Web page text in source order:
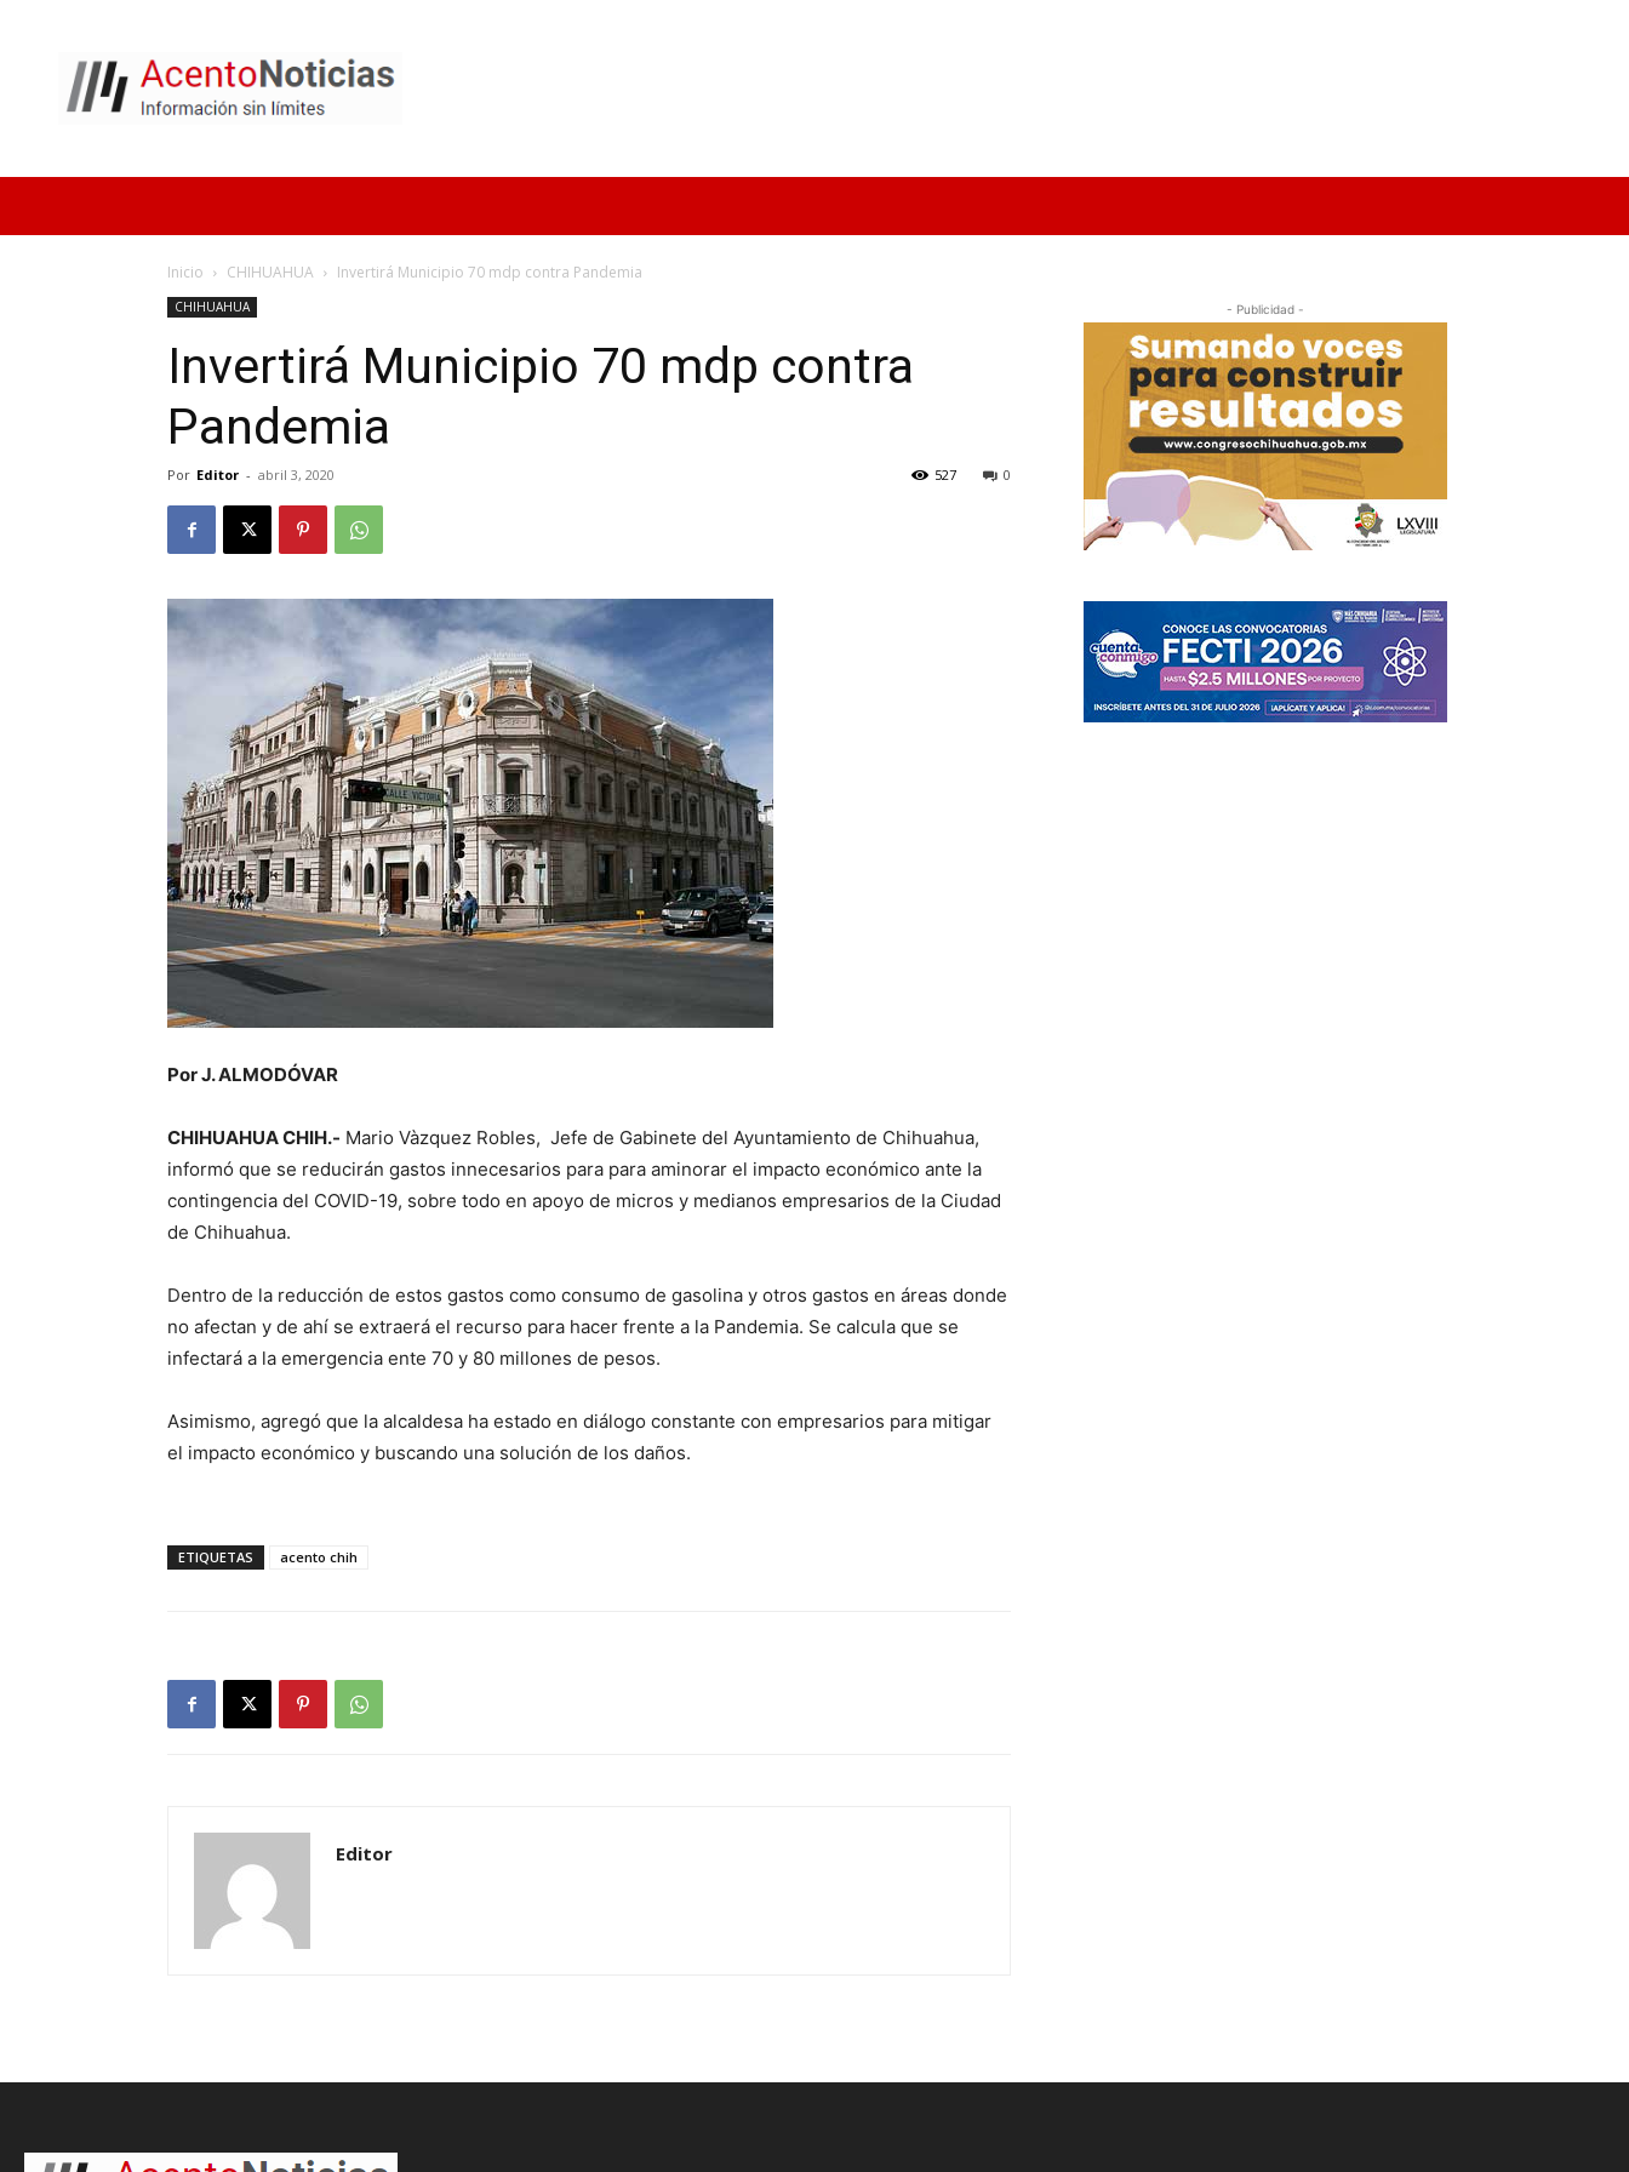
Noticias
Inicio CHIHUAHUA Invertirá Municipio 70 mdp contra Pandemia
CHIHUAHUA
Invertirá Municipio 70 mdp contra
Pandemia
Por Editor - abril 3, 2020 0
527
Por J. ALMODÓVAR
CHIHUAHUA CHIH.- Mario Vàzquez Robles, Jefe de Gabinete del Ayuntamiento de Chihuahua,
informó que se reducirán gastos innecesarios para para aminorar el impacto económico ante la
contingencia del COVID-19, sobre todo en apoyo de micros y medianos empresarios de la Ciudad
de Chihuahua.
Dentro de la reducción de estos gastos como consumo de gasolina y otros gastos en áreas donde
no afectan y de ahí se extraerá el recurso para hacer frente a la Pandemia. Se calcula que se
infectará a la emergencia ente 70 y 80 millones de pesos.
Asimismo, agregó que la alcaldesa ha estado en diálogo constante con empresarios para mitigar
el impacto económico y buscando una solución de los daños.
ETIQUETAS acento chih
Editor
- Publicidad -